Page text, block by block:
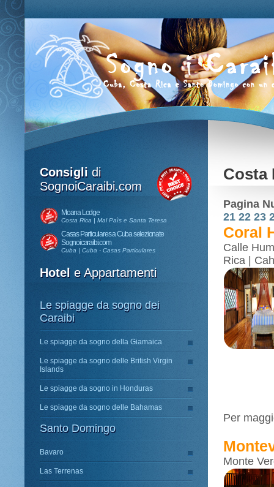
Consigli di
SognoiCaraibi.com
Moana Lodge
Costa Rica | Mal Paìs e Santa Teresa
Casas Particulares a Cuba selezionate
Sognoicaraibi.com
Cuba | Cuba - Casas Particulares
Hotel e Appartamenti
Le spiagge da sogno dei
Caraibi
Le spiagge da sogno della Giamaica
Le spiagge da sogno delle British Virgin
Islands
Le spiagge da sogno in Honduras
Le spiagge da sogno delle Bahamas
Santo Domingo
Bavaro
Las Terrenas
Costa
Pagina
21 22 23
Coral
Calle
Rica |
Per
Monte